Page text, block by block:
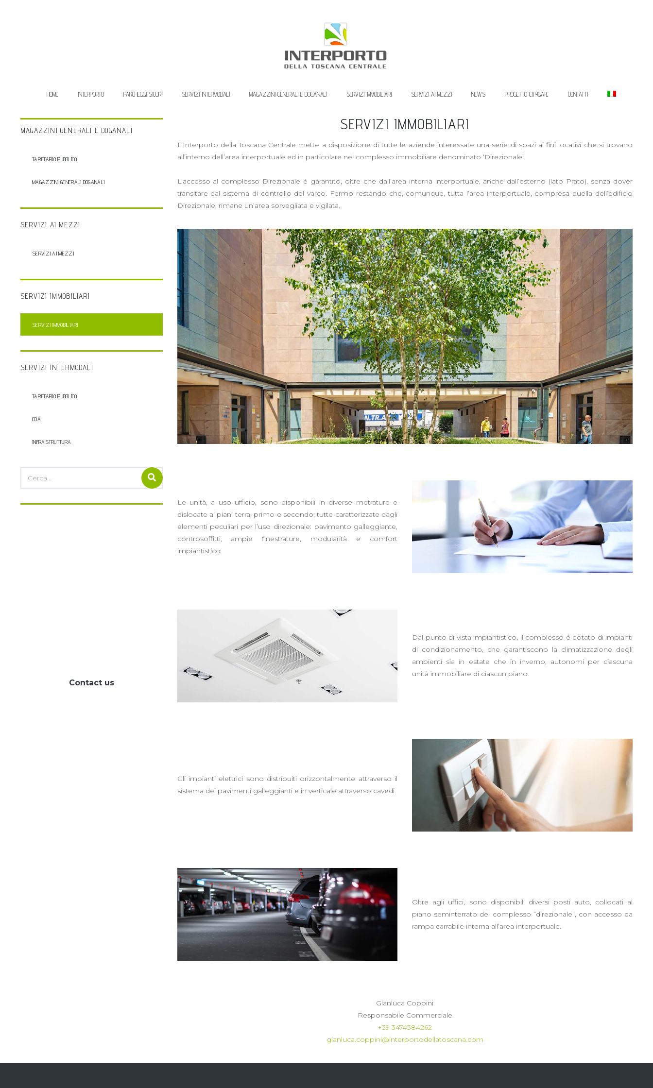
HOME INTERPORTO PARCHEGGI SICURI SERVIZI INTERMODALI MAGAZZINI GENERALI E DOGANALI SERVIZI IMMOBILIARI SERVIZI AI MEZZI NEWS PROGETTO CITYGATE CONTATTI
SERVIZI IMMOBILIARI
L’Interporto della Toscana Centrale mette a disposizione di tutte le aziende interessate una serie di spazi ai fini locativi che si trovano
all’interno dell’area interportuale ed in particolare nel complesso immobiliare denominato ‘Direzionale’.
L’accesso al complesso Direzionale è garantito, oltre che dall’area interna interportuale, anche dall’esterno (lato Prato), senza dover
transitare dal sistema di controllo del varco. Fermo restando che, comunque, tutta l’area interportuale, compresa quella dell’edificio
Direzionale, rimane un’area sorvegliata e vigilata.
Le unità, a uso ufficio, sono disponibili in diverse metrature e
dislocate ai piani terra, primo e secondo; tutte caratterizzate dagli
elementi peculiari per l’uso direzionale: pavimento galleggiante,
controsoffitti, ampie finestrature, modularità e comfort
impiantistico.
Dal punto di vista impiantistico, il complesso è dotato di impianti
di condizionamento, che garantiscono la climatizzazione degli
ambienti sia in estate che in inverno, autonomi per ciascuna
unità immobiliare di ciascun piano.
Gli impianti elettrici sono distribuiti orizzontalmente attraverso il
sistema dei pavimenti galleggianti e in verticale attraverso cavedi.
Oltre agli uffici, sono disponibili diversi posti auto, collocati al
piano seminterrato del complesso “direzionale”, con accesso da
rampa carrabile interna all’area interportuale.
Gianluca Coppini
Responsabile Commerciale
+39 3474384262
gianluca.coppini@interportodellatoscana.com
MAGAZZINI GENERALI E DOGANALI
TARIFFARIO PUBBLICO
MAGAZZINI GENERALI DOGANALI
SERVIZI AI MEZZI
SERVIZI AI MEZZI
SERVIZI IMMOBILIARI
SERVIZI IMMOBILIARI
SERVIZI INTERMODALI
TARIFFARIO PUBBLICO
CDA
INFRASTRUTTURA
Contact us